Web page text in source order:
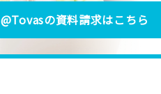
@Tovasの資料請求はこちら